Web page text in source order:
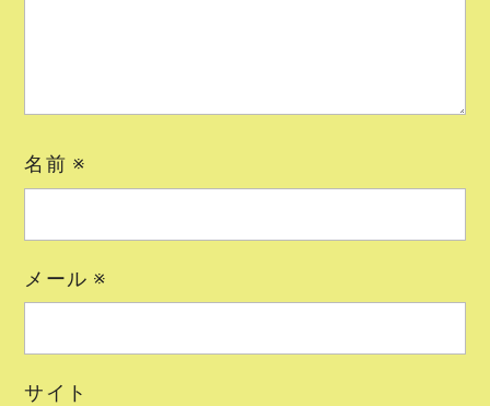
名前 ※
メール ※
サイト